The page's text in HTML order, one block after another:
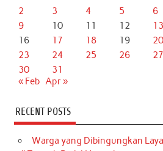
2
3 4 5 6
9
10 11 12 13
16
17 18 19 20
23
24 25 26 27
30
31
« Feb Apr »
RECENT POSTS
Warga yang Dibingungkan